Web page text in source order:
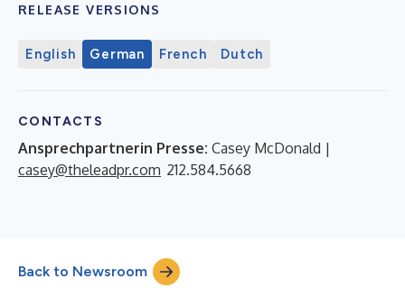
RELEASE VERSIONS
English German French Dutch
CONTACTS
Ansprechpartnerin Presse: Casey McDonald |
casey@theleadpr.com 212.584.5668
Back to Newsroom